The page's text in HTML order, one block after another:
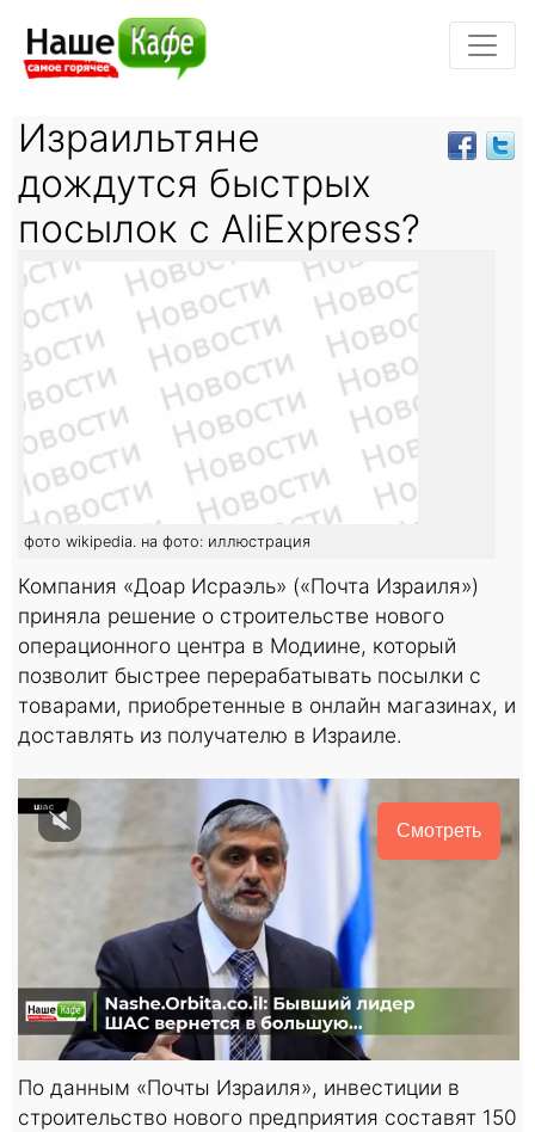
Израильтяне
дождутся быстрых
посылок с AliExpress?
фото wikipedia. на фото: иллюстрация
Компания «Доар Исраэль» («Почта Израиля»)
приняла решение о строительстве нового
операционного центра в Модиине, который
позволит быстрее перерабатывать посылки с
товарами, приобретенные в онлайн магазинах, и
доставлять из получателю в Израиле.
Смотреть
По данным «Почты Израиля», инвестиции в
строительство нового предприятия составят 150